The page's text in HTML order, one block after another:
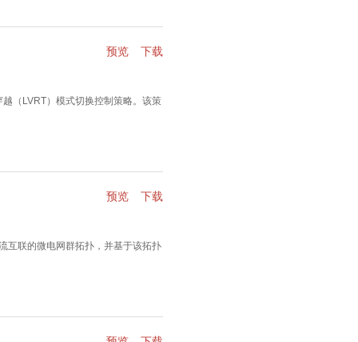
下载
预览
（LVRT）模式切换控制策略。该策
下载
预览
互联的微电网群拓扑，并基于该拓扑